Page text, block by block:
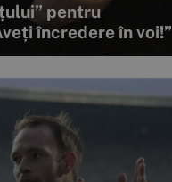
pentru
încredere în voi!”